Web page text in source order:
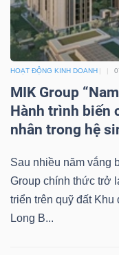
HOẠT ĐỘNG KINH DOANH
MIK Group
Hành trình biến
nhân trong hệ
Sau nhiều năm vắng
Group chính thức trở
triển trên quỹ đất
Long B...
Dịch
vụ
Đào
tạo
Sách